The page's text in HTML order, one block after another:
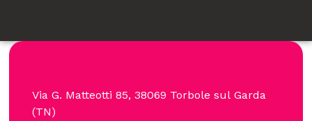
Via G. Matteotti 85, 38069 Torbole sul Garda
(TN)